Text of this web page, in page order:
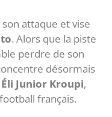
attaque et vise
. Alors que la piste
perdre de son
désormais
Éli Junior Kroupi,
français.